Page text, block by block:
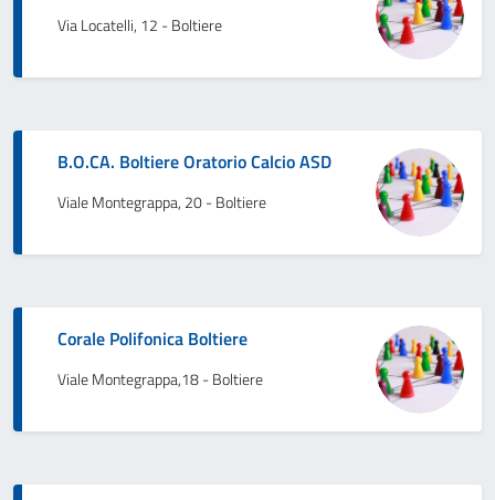
Via Locatelli, 12 - Boltiere
B.O.CA. Boltiere Oratorio Calcio ASD
Viale Montegrappa, 20 - Boltiere
Corale Polifonica Boltiere
Viale Montegrappa,18 - Boltiere